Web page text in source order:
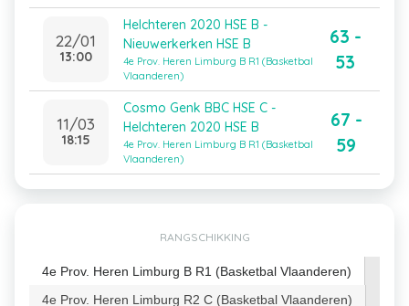
22/01
13:00
Helchteren 2020 HSE B -
Nieuwerkerken HSE B
4e Prov. Heren Limburg B R1 (Basketbal
Vlaanderen)
63 -
53
11/03
18:15
Cosmo Genk BBC HSE C -
Helchteren 2020 HSE B
4e Prov. Heren Limburg B R1 (Basketbal
Vlaanderen)
67 -
59
RANGSCHIKKING
4e Prov. Heren Limburg B R1 (Basketbal Vlaanderen)
4e Prov. Heren Limburg R2 C (Basketbal Vlaanderen)